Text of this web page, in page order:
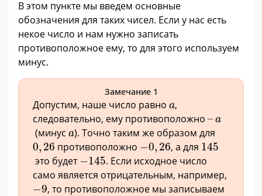
В этом пункте мы введем основные
обозначения для таких чисел. Если у нас есть
некое число и нам нужно записать
противоположное ему, то для этого используем
минус.
Замечание 1
Допустим, наше число равно a
a,
следовательно, ему противоположно –a
–a
(минус a
a). Точно таким же образом для
0, 26
0 26 противоположно −0, 26
0, 26 , а для 145
145
это будет−145
145. Если исходное число
само является отрицательным, например,
−9
9, то противоположное мы записываем